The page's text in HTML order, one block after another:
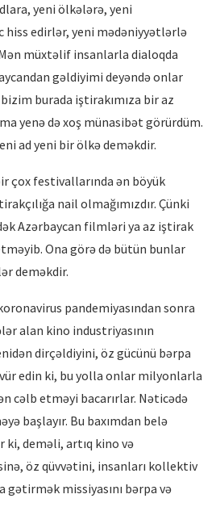
yeni ölkələrə, yeni
hiss edirlər, yeni mədəniyyətlərlə
müxtəlif insanlarla dialoqda
gəldiyimi deyəndə onlar
burada iştirakımıza bir az
yenə də xoş münasibət görürdüm.
ad yeni bir ölkə deməkdir.
çox festivallarında ən böyük
nail olmağımızdır. Çünki
Azərbaycan filmləri ya az iştirak
Ona görə də bütün bunlar
deməkdir.
pandemiyasından sonra
alan kino industriyasının
dirçəldiyini, öz gücünü bərpa
edin ki, bu yolla onlar milyonlarla
cəlb etməyi bacarırlar. Nəticədə
başlayır. Bu baxımdan belə
ki, deməli, artıq kino və
öz qüvvətini, insanları kollektiv
gətirmək missiyasını bərpa və